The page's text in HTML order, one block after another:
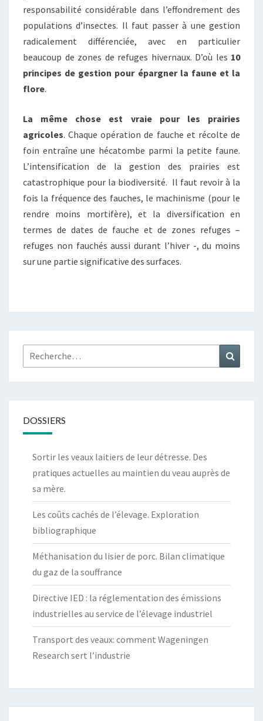
responsabilité considérable dans l’effondrement des
populations d’insectes. Il faut passer à une gestion
radicalement différenciée, avec en particulier
beaucoup de zones de refuges hivernaux. D’où les 10
principes de gestion pour épargner la faune et la
flore.
La même chose est vraie pour les prairies
agricoles. Chaque opération de fauche et récolte de
foin entraîne une hécatombe parmi la petite faune.
L’intensification de la gestion des prairies est
catastrophique pour la biodiversité. Il faut revoir à la
fois la fréquence des fauches, le machinisme (pour le
rendre moins mortifère), et la diversification en
termes de dates de fauche et de zones refuges –
refuges non fauchés aussi durant l’hiver -, du moins
sur une partie significative des surfaces.
Rechercher :
DOSSIERS
Sortir les veaux laitiers de leur détresse. Des
pratiques actuelles au maintien du veau auprès de
sa mère.
Les coûts cachés de l’élevage. Exploration
bibliographique
Méthanisation du lisier de porc. Bilan climatique
du gaz de la souffrance
Directive IED : la réglementation des émissions
industrielles au service de l’élevage industriel
Transport des veaux: comment Wageningen
Research sert l’industrie